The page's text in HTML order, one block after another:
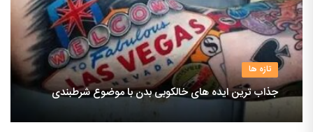
تازه ها
جذاب ترین ایده های خالکوبی بدن با موضوع شرطبندی